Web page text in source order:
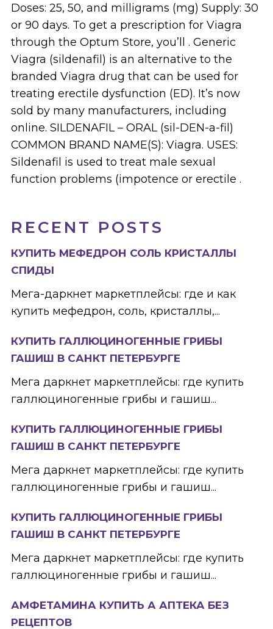
RECENT POSTS
КУПИТЬ МЕФЕДРОН СОЛЬ КРИСТАЛЛЫ
СПИДЫ
Мега-даркнет маркетплейсы: где и как
купить мефедрон, соль, кристаллы,...
КУПИТЬ ГАЛЛЮЦИНОГЕННЫЕ ГРИБЫ
ГАШИШ В САНКТ ПЕТЕРБУРГЕ
Мега даркнет маркетплейсы: где купить
галлюциногенные грибы и гашиш...
КУПИТЬ ГАЛЛЮЦИНОГЕННЫЕ ГРИБЫ
ГАШИШ В САНКТ ПЕТЕРБУРГЕ
Мега даркнет маркетплейсы: где купить
галлюциногенные грибы и гашиш...
КУПИТЬ ГАЛЛЮЦИНОГЕННЫЕ ГРИБЫ
ГАШИШ В САНКТ ПЕТЕРБУРГЕ
Мега даркнет маркетплейсы: где купить
галлюциногенные грибы и гашиш...
АМФЕТАМИНА КУПИТЬ А АПТЕКА БЕЗ
РЕЦЕПТОВ
Doses: 25, 50, and milligrams (mg) Supply: 30
or 90 days. To get a prescription for Viagra
through the Optum Store, you’ll . Generic
Viagra (sildenafil) is an alternative to the
branded Viagra drug that can be used for
treating erectile dysfunction (ED). It’s now
sold by many manufacturers, including
online. SILDENAFIL – ORAL (sil-DEN-a-fil)
COMMON BRAND NAME(S): Viagra. USES:
Sildenafil is used to treat male sexual
function problems (impotence or erectile .